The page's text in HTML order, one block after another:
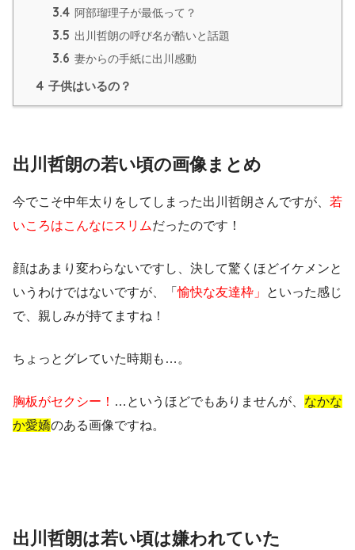
3.4 阿部瑠理子が最低って？
3.5 出川哲朗の呼び名が酷いと話題
3.6 妻からの手紙に出川感動
4 子供はいるの？
出川哲朗の若い頃の画像まとめ
今でこそ中年太りをしてしまった出川哲朗さんですが、 若
いころはこんなにスリムだったのです！
顔はあまり変わらないですし、決して驚くほどイケメンと
いうわけではないですが、「愉快な友達枠」
といった感じ
で、親しみが持てますね！
ちょっと グレていた時期 も…。
胸板がセクシー！ …というほどでもありませんが、 なかな
か愛嬌のある画像ですね。
出川哲朗は若い頃は嫌われていた